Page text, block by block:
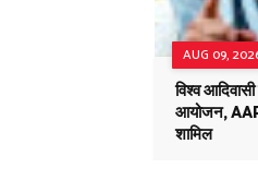
AUG 09,
विश्व
आयोजन,
शामिल